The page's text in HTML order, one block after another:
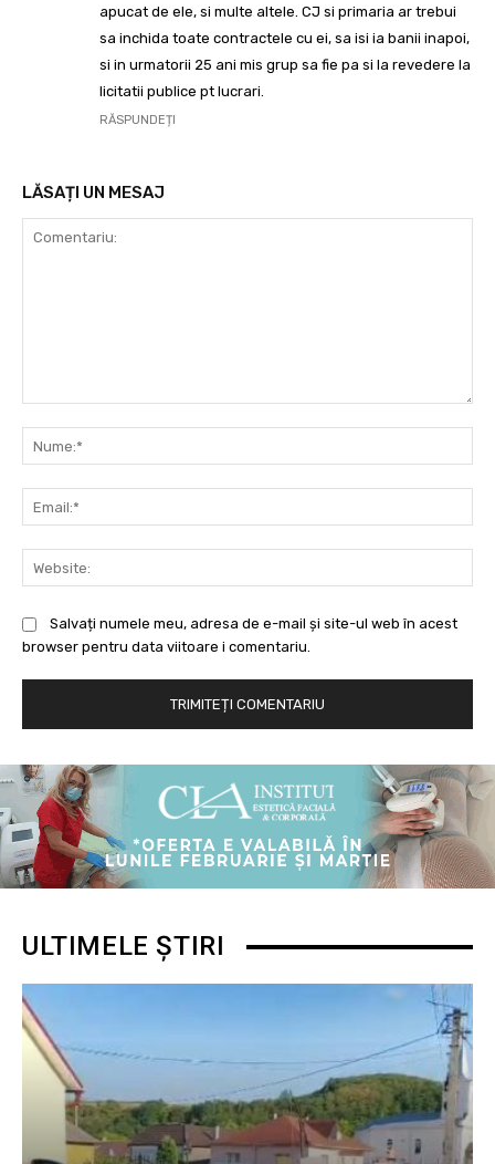
apucat de ele, si multe altele. CJ si primaria ar trebui
sa inchida toate contractele cu ei, sa isi ia banii inapoi,
si in urmatorii 25 ani mis grup sa fie pa si la revedere la
licitatii publice pt lucrari.
RĂSPUNDEȚI
LĂSAȚI UN MESAJ
Salvați numele meu, adresa de e-mail și site-ul web în acest
browser pentru data viitoare i comentariu.
ULTIMELE ȘTIRI